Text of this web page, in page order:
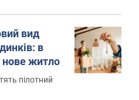
вид
в
нове житло
пілотний